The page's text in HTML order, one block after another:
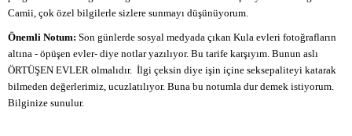
Camii, çok özel bilgilerle sizlere sunmayı düşünüyorum.
Önemli Notum: Son günlerde sosyal medyada çıkan Kula evleri fotoğrafların
altına - öpüşen evler- diye notlar yazılıyor. Bu tarife karşıyım. Bunun aslı
ÖRTÜŞEN EVLER olmalıdır. İlgi çeksin diye işin içine seksepaliteyi katarak
bilmeden değerlerimiz, ucuzlatılıyor. Buna bu notumla dur demek istiyorum.
Bilginize sunulur.